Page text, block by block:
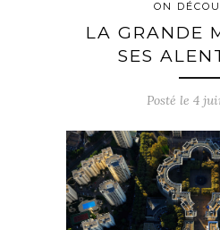
ON
LA GRANDE
SES
Posté le 4